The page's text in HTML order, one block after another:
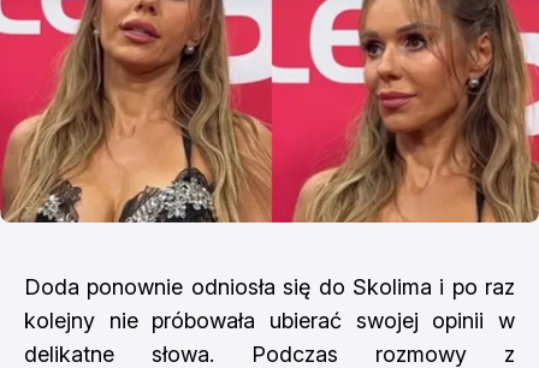
Doda ponownie odniosła się do Skolima i po raz
kolejny nie próbowała ubierać swojej opinii w
delikatne słowa. Podczas rozmowy z